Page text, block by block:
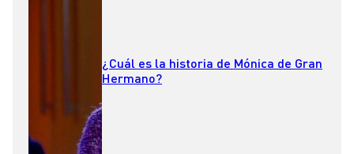
¿Cuál es la historia de Mónica de Gran
Hermano?